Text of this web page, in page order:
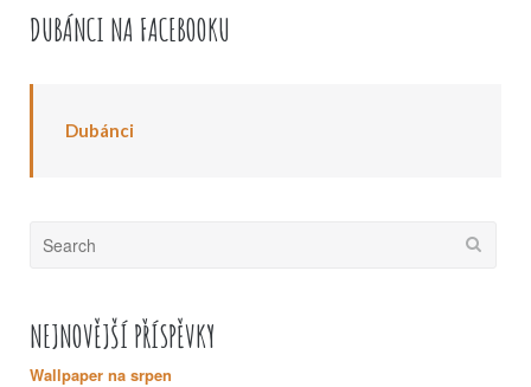
DUBÁNCI NA FACEBOOKU
Dubánci
Search
NEJNOVĚJŠÍ PŘÍSPĚVKY
Wallpaper na srpen